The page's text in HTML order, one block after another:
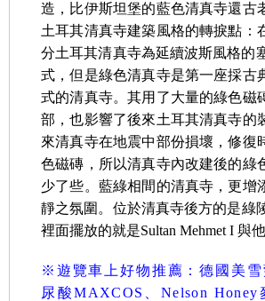
造，比伊斯坦堡的藍色清真寺還古
土耳其清真寺建築風格的轉捩點：
分土耳其清真寺為延續波斯風格的
式，但是綠色清真寺是第一座採古
式的清真寺。其用了大量的綠色磁
部，也影響了後來土耳其清真寺的
來清真寺在地震中部份損壞，修復
色磁磚，所以清真寺內改建後的綠
少了些。藍綠相間的清真寺，更增
靜之氛圍。位於清真寺後方的是綠陵
裡面擺放的就是Sultan Mehmet I 與
※遊覽車上好物推薦：德國美雪
尿酸MAXCOS、Nelson